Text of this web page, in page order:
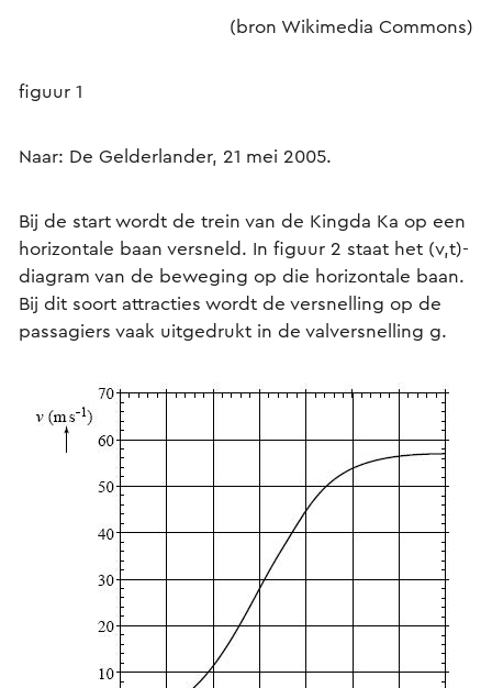
(bron Wikimedia Commons)
figuur 1
Naar: De Gelderlander, 21 mei 2005.
Bij de start wordt de trein van de Kingda Ka op een
horizontale baan versneld. In figuur 2 staat het (v,t)-
diagram van de beweging op die horizontale baan.
Bij dit soort attracties wordt de versnelling op de
passagiers vaak uitgedrukt in de valversnelling g.